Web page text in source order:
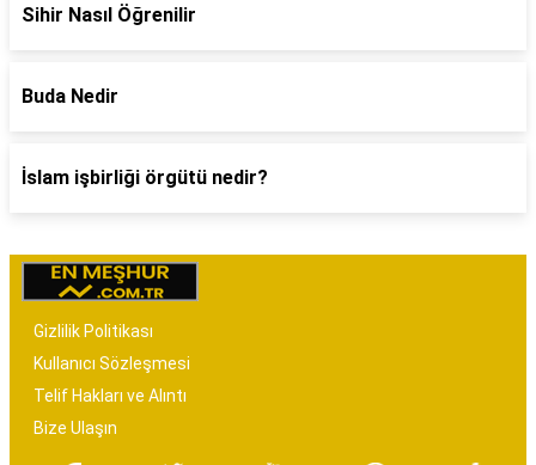
Sihir Nasıl Öğrenilir
Buda Nedir
İslam işbirliği örgütü nedir?
Gizlilik Politikası
Kullanıcı Sözleşmesi
Telif Hakları ve Alıntı
Bize Ulaşın